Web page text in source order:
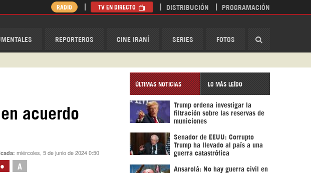
REPORTEROS CINE IRANÍ SERIES FOTOS
RADIO TV EN DIRECTO DISTRIBUCIÓN PROGRAMACIÓN
acuerdo
miércoles, 5 de junio de 2024 0:50
• A
ÚLTIMAS NOTICIAS LO MÁS LEÍDO
Trump ordena investigar la
filtración sobre las reservas de
municiones
Senador de EEUU: Corrupto
Trump ha llevado al país a una
guerra catastrófica
Ansarolá: No hay guerra civil en